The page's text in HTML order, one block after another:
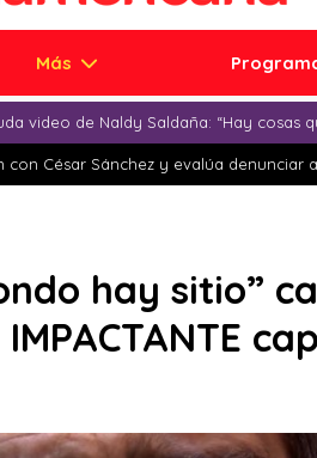
Más
video de Naldy Saldaña: “Hay cosas
César Sánchez y evalúa denunciar
hay sitio”